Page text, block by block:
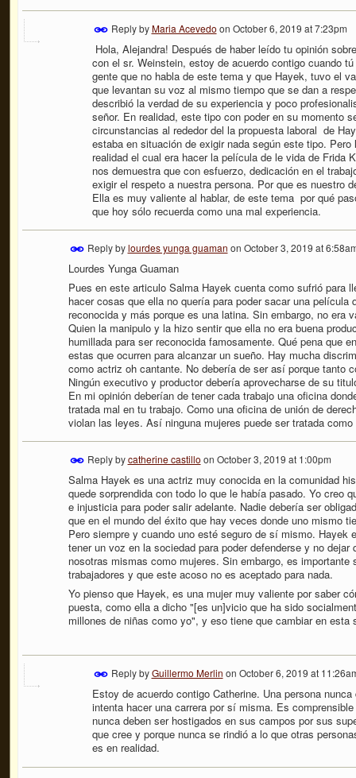
Reply byMaria Acevedo on October 6, 2019 at 7:23pm
Hola, Alejandra! Después de haber leído tu opinión
con el sr. Weinstein, estoy de acuerdo contigo cuando
gente que no habla de este tema y que Hayek, tuvo el
que levantan su voz al mismo tiempo que se dan a
describió la verdad de su experiencia y poco
señor. En realidad, este tipo con poder en su momento
circunstancias al rededor del la propuesta laboral de
estaba en situación de exigir nada según este tipo.
realidad el cual era hacer la película de le vida de Frida
nos demuestra que con esfuerzo, dedicación en el
exigir el respeto a nuestra persona. Por que es nuestro
Ella es muy valiente al hablar, de este tema por qué
que hoy sólo recuerda como una mal experiencia.
Reply bylourdes yunga guaman on October 3, 2019 at
Lourdes Yunga Guaman
Pues en este articulo Salma Hayek cuenta como sufrió para
hacer cosas que ella no quería para poder sacar una
reconocida y más porque es una latina. Sin embargo, no era
Quien la manipulo y la hizo sentir que ella no era buena
humillada para ser reconocida famosamente. Qué pena que
estas que ocurren para alcanzar un sueño. Hay mucha
como actriz oh cantante. No debería de ser así porque tanto
Ningún executivo y productor debería aprovecharse de su
En mi opinión deberían de tener cada trabajo una oficina
tratada mal en tu trabajo. Como una oficina de unión de
violan las leyes. Así ninguna mujeres puede ser tratada
Reply bycatherine castillo on October 3, 2019 at 1:00pm
Salma Hayek es una actriz muy conocida en la comunidad
quede sorprendida con todo lo que le había pasado. Yo creo
e injusticia para poder salir adelante. Nadie debería ser
que en el mundo del éxito que hay veces donde uno mismo
Pero siempre y cuando uno esté seguro de sí mismo. Hayek
tener un voz en la sociedad para poder defenderse y no
nosotras mismas como mujeres. Sin embargo, es
trabajadores y que este acoso no es aceptado para nada.
Yo pienso que Hayek, es una mujer muy valiente por saber
puesta, como ella a dicho "[es un]vicio que ha sido
millones de niñas como yo", y eso tiene que cambiar en esta
Reply byGuillermo Merlin on October 6, 2019 at
Estoy de acuerdo contigo Catherine. Una persona
intenta hacer una carrera por sí misma. Es
nunca deben ser hostigados en sus campos por sus
que cree y porque nunca se rindió a lo que otras
es en realidad.